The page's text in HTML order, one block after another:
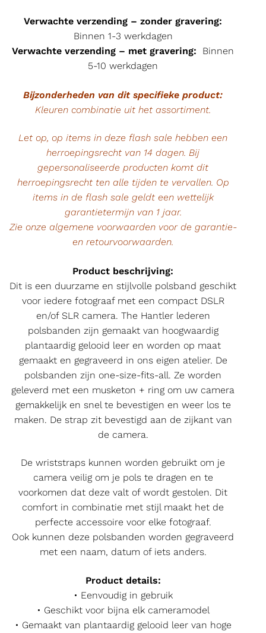
Verwachte verzending – zonder gravering:
Binnen 1-3 werkdagen
Verwachte verzending – met gravering: Binnen
5-10 werkdagen
Bijzonderheden van dit specifieke product:
Kleuren combinatie uit het assortiment.
Let op, op items in deze flash sale hebben een
herroepingsrecht van 14 dagen. Bij
gepersonaliseerde producten komt dit
herroepingsrecht ten alle tijden te vervallen. Op
items in de flash sale geldt een wettelijk
garantietermijn van 1 jaar.
Zie onze algemene voorwaarden voor de garantie-
en retourvoorwaarden.
Product beschrijving:
Dit is een duurzame en stijlvolle polsband geschikt
voor iedere fotograaf met een compact DSLR
en/of SLR camera. The Hantler lederen
polsbanden zijn gemaakt van hoogwaardig
plantaardig gelooid leer en worden op maat
gemaakt en gegraveerd in ons eigen atelier. De
polsbanden zijn one-size-fits-all. Ze worden
geleverd met een musketon + ring om uw camera
gemakkelijk en snel te bevestigen en weer los te
maken. De strap zit bevestigd aan de zijkant van
de camera.
De wriststraps kunnen worden gebruikt om je
camera veilig om je pols te dragen en te
voorkomen dat deze valt of wordt gestolen. Dit
comfort in combinatie met stijl maakt het de
perfecte accessoire voor elke fotograaf.
Ook kunnen deze polsbanden worden gegraveerd
met een naam, datum of iets anders.
Product details:
• Eenvoudig in gebruik
• Geschikt voor bijna elk cameramodel
• Gemaakt van plantaardig gelooid leer van hoge